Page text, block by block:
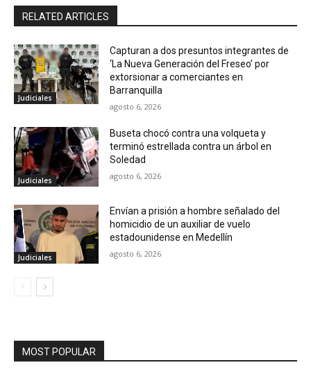
RELATED ARTICLES
Judiciales
Capturan a dos presuntos integrantes de
‘La Nueva Generación del Freseo’ por
extorsionar a comerciantes en
Barranquilla
agosto 6, 2026
Judiciales
Buseta chocó contra una volqueta y
terminó estrellada contra un árbol en
Soledad
agosto 6, 2026
Judiciales
Envían a prisión a hombre señalado del
homicidio de un auxiliar de vuelo
estadounidense en Medellín
agosto 6, 2026
MOST POPULAR